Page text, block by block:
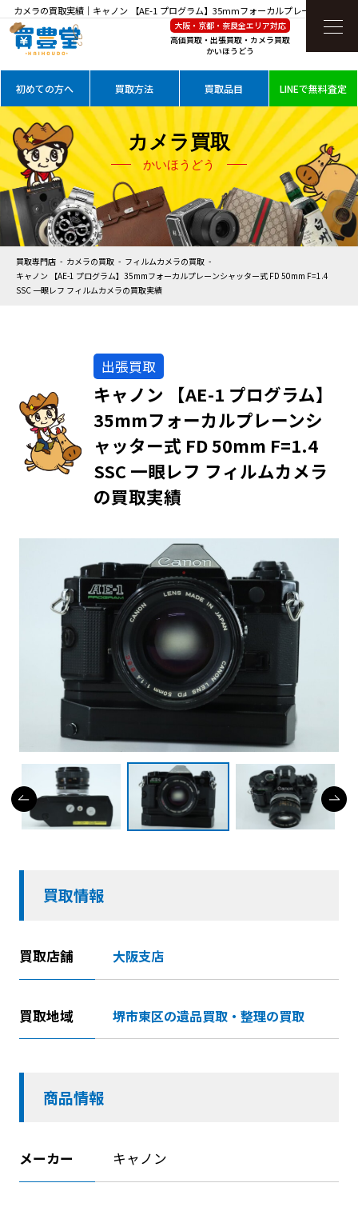
カメラの買取実績｜キャノン 【AE-1 プログラム】35mmフォーカルプレーンシャッタ
ー式 FD 50mm F=1.4 SSC 一眼レフ フィルムカメラを高価買取
大阪・京都・奈良全エリア対応
高価買取・出張買取・カメラ買取
かいほうどう
初めての方へ 買取方法 買取品目 LINEで無料査定
カメラ買取
かいほうどう
買取専門店 カメラの買取
フィルムカメラの買取
キャノン 【AE-1 プログラム】35mmフォーカルプレーンシャッター式 FD 50mm F=1.4
SSC 一眼レフ フィルムカメラの買取実績
出張買取
キャノン 【AE-1 プログラム】
35mmフォーカルプレーンシ
ャッター式 FD 50mm F=1.4
SSC 一眼レフ フィルムカメラ
の買取実績
買取情報
買取店舗 大阪支店
買取地域 堺市東区の遺品買取・整理の買取
商品情報
メーカー キャノン